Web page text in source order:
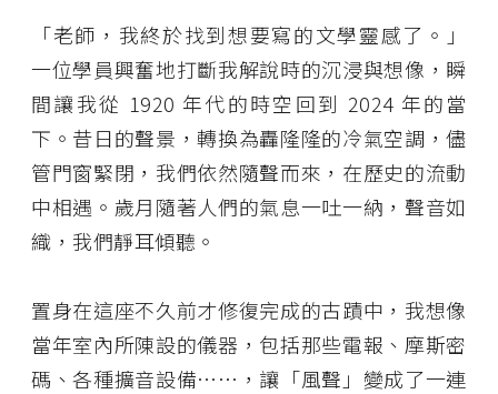
「老師，我終於找到想要寫的文學靈感了。」
一位學員興奮地打斷我解說時的沉浸與想像，瞬
間讓我從 1920 年代的時空回到 2024 年的當
下。昔日的聲景，轉換為轟隆隆的冷氣空調，儘
管門窗緊閉，我們依然隨聲而來，在歷史的流動
中相遇。歲月隨著人們的氣息一吐一納，聲音如
織，我們靜耳傾聽。
置身在這座不久前才修復完成的古蹟中，我想像
當年室內所陳設的儀器，包括那些電報、摩斯密
碼、各種擴音設備⋯⋯，讓「風聲」變成了一連